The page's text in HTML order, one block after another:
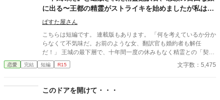
に出る〜王都の精霊がストライキを始めましたが私は精
霊と賑やかに過ごしているのでもう遅いです
ぱすた屋さん
こちらは短編です。 連載版もあります。 「何を考えているか分か
らなくて不気味だ。お前のような女、翻訳官も婚約者も解任
だ！」 王城の最下層で、十年間一度の休みもなく精霊との「契約
（交渉）」を担ってきた公爵令嬢エレイン。 第一王子から理不尽
な追放を言い渡された彼女は、しかし絶望するどころか、密かに
るのね！） エレインは、精霊が好む「古代精霊語」の使い手であ
り、彼らの権利を守る唯一の理解者だった。 彼女が去り、聖女の
恋愛 完結 短編 R15 文字数：5,475
このドアを開けて・・・